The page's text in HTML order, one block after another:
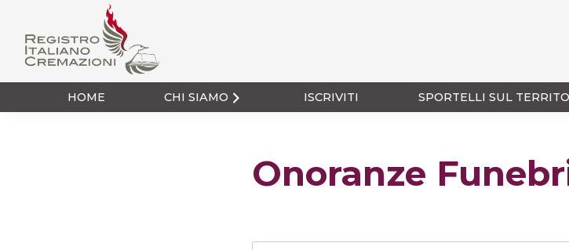
navigazione
contenuto
Registro Italiano
Cremazioni
HOME CHI SIAMO ISCRIVITI SPORTELLI SUL
Onoranze